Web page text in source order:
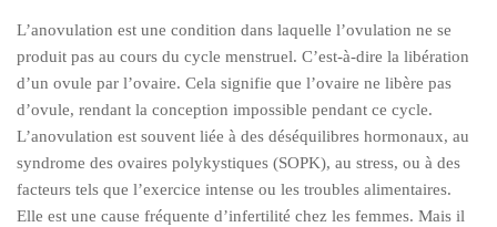
L’anovulation est une condition dans laquelle l’ovulation ne se
produit pas au cours du cycle menstruel. C’est-à-dire la libération
d’un ovule par l’ovaire. Cela signifie que l’ovaire ne libère pas
d’ovule, rendant la conception impossible pendant ce cycle.
L’anovulation est souvent liée à des déséquilibres hormonaux, au
syndrome des ovaires polykystiques (SOPK), au stress, ou à des
facteurs tels que l’exercice intense ou les troubles alimentaires.
Elle est une cause fréquente d’infertilité chez les femmes. Mais il